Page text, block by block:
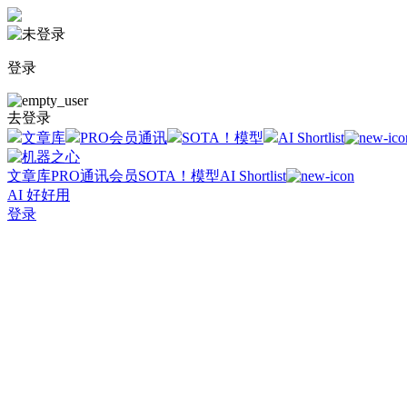
登录
去登录
文章库
PRO会员通讯 SOTA！模型 AI Shortlist
文章库PRO通讯会员SOTA！模型AI Shortlist
AI 好好用
登录